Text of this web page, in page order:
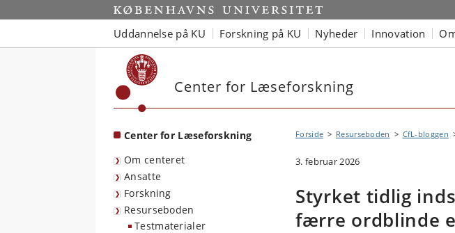
Start
Uddannelse på KU Forskning på KU Nyheder Innovation
Center for Læseforskning
Center for Læseforskning
Om centeret
Ansatte
Forskning
Resurseboden
Testmaterialer
Forside Resurseboden CfL-bloggen
3. februar 2026
Styrket tidlig
færre ordblinde